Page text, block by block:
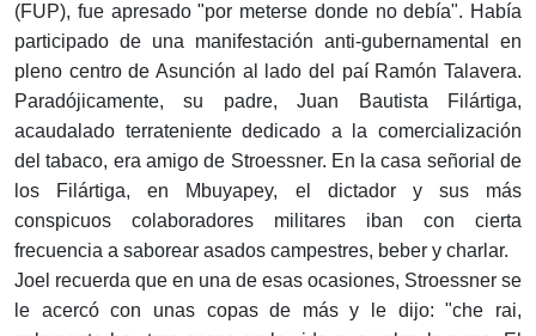
(FUP), fue apresado "por meterse donde no debía". Había
participado de una manifestación anti-gubernamental en
pleno centro de Asunción al lado del paí Ramón Talavera.
Paradójicamente, su padre, Juan Bautista Filártiga,
acaudalado terrateniente dedicado a la comercialización
del tabaco, era amigo de Stroessner. En la casa señorial de
los Filártiga, en Mbuyapey, el dictador y sus más
conspicuos colaboradores militares iban con cierta
frecuencia a saborear asados campestres, beber y charlar.
Joel recuerda que en una de esas ocasiones, Stroessner se
le acercó con unas copas de más y le dijo: "che rai,